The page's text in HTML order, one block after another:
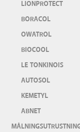
LIONPROTECT
BORACOL
OWATROL
BIOCOOL
LE TONKINOIS
AUTOSOL
KEMETYL
ABNET